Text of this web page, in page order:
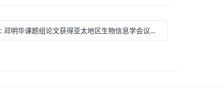
: 邓明华课题组论文获得亚太地区生物信息学会议（2018）最佳论文奖 2018.01.17